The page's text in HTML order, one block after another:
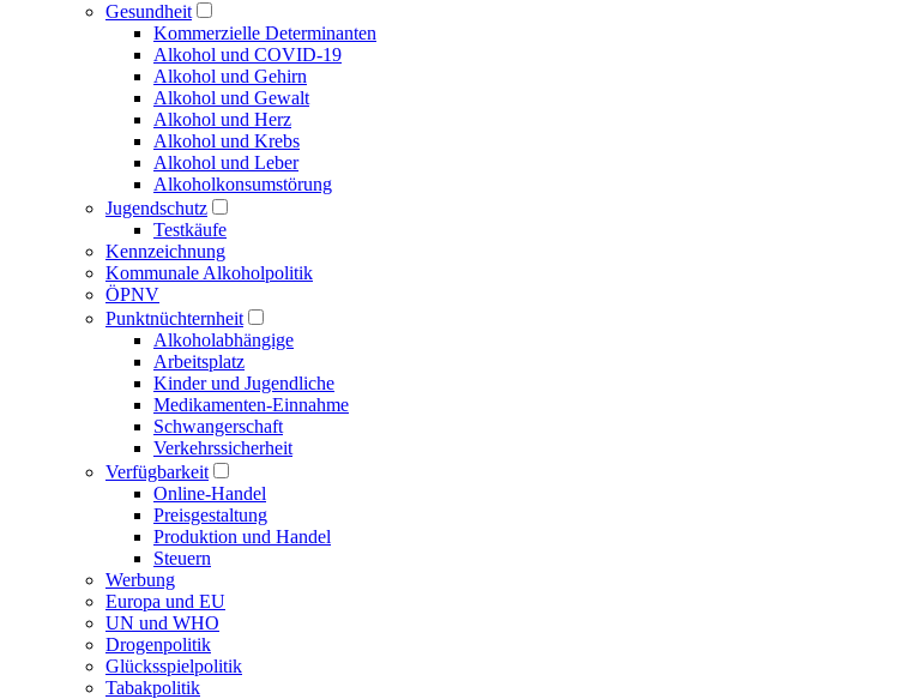
Gesundheit
Kommerzielle Determinanten
Alkohol und COVID-19
Alkohol und Gehirn
Alkohol und Gewalt
Alkohol und Herz
Alkohol und Krebs
Alkohol und Leber
Alkoholkonsumstörung
Jugendschutz
Testkäufe
Kennzeichnung
Kommunale Alkoholpolitik
ÖPNV
Punktnüchternheit
Alkoholabhängige
Arbeitsplatz
Kinder und Jugendliche
Medikamenten-Einnahme
Schwangerschaft
Verkehrssicherheit
Verfügbarkeit
Online-Handel
Preisgestaltung
Produktion und Handel
Steuern
Werbung
Europa und EU
UN und WHO
Drogenpolitik
Glücksspielpolitik
Tabakpolitik